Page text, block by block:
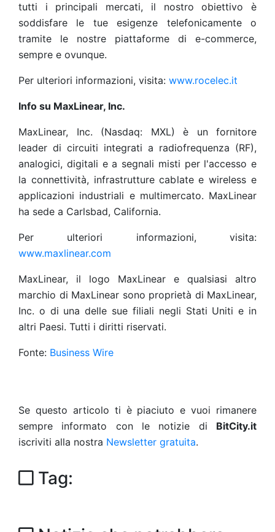
tutti i principali mercati, il nostro obiettivo è
soddisfare le tue esigenze telefonicamente o
tramite le nostre piattaforme di e-commerce,
sempre e ovunque.
Per ulteriori informazioni, visita: www.rocelec.it
Info su MaxLinear, Inc.
MaxLinear, Inc. (Nasdaq: MXL) è un fornitore
leader di circuiti integrati a radiofrequenza (RF),
analogici, digitali e a segnali misti per l'accesso e
la connettività, infrastrutture cablate e wireless e
applicazioni industriali e multimercato. MaxLinear
ha sede a Carlsbad, California.
Per ulteriori informazioni, visita:
www.maxlinear.com
MaxLinear, il logo MaxLinear e qualsiasi altro
marchio di MaxLinear sono proprietà di MaxLinear,
Inc. o di una delle sue filiali negli Stati Uniti e in
altri Paesi. Tutti i diritti riservati.
Fonte: Business Wire
Se questo articolo ti è piaciuto e vuoi rimanere
sempre informato con le notizie di BitCity.it
iscriviti alla nostra Newsletter gratuita.
Tag: